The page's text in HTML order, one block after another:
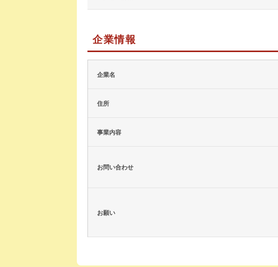
企業情報
企業名
住所
事業内容
お問い合わせ
お願い